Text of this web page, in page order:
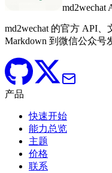
md2wechat
md2wechat 的官方 API
Markdown 到微信公众号
产品
快速开始
能力总览
主题
价格
联系